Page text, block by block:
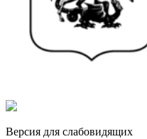
Версия для слабовидящих